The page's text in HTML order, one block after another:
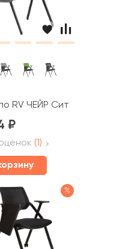
RV ЧЕЙР Сит / Seat
(1)
%